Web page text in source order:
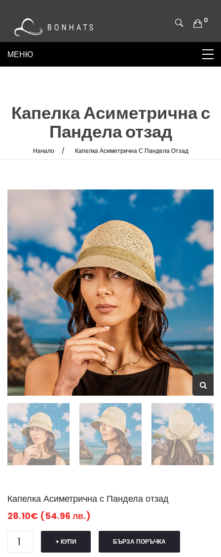
0
Капелка Асиметрична с
Пандела отзад
Начало Капелка Асиметрична С Пандела Отзад
Капелка Асиметрична с Пандела отзад
28.10€ (54.96 лв.)
+ КУПИ БЪРЗА ПОРЪЧКА